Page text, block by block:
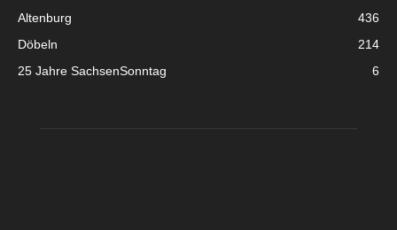
Altenburg
436
Döbeln
214
25 Jahre SachsenSonntag
6